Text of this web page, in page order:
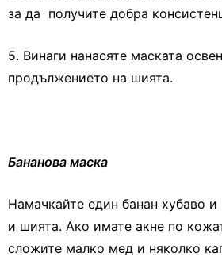
за да получите добра
5. Винаги нанасяте маската
продължението на шията.
Бананова маска
Намачкайте един банан хубаво и
и шията. Ако имате акне по
сложите малко мед и няколко